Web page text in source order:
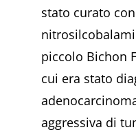
stato curato
piccolo Bichon
cui era stato
aggressiva di